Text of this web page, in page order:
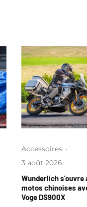
Accessoires ·
3 août 2026
Wunderlich s’ouvre
motos chinoises
Voge DS900X